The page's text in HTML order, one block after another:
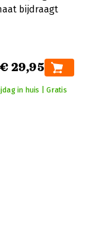
bijdraagt
€ 29,95
in huis | Gratis